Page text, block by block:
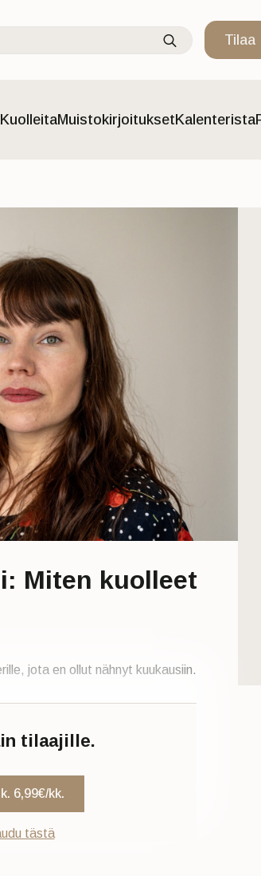
Search
for:
Tilaa
KuolleitaMuistokirjoituksetKalenterista
Miten kuolleet
jota en ollut nähnyt kuukausiin.
tilaajille.
6,99€/kk.
tästä